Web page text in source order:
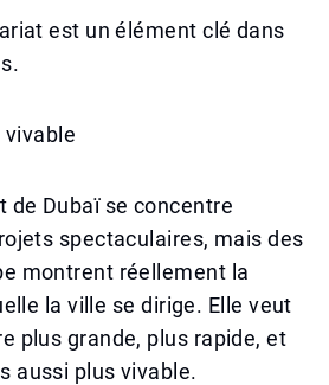
est un élément clé dans
vivable
de Dubaï se concentre
spectaculaires, mais des
montrent réellement la
la ville se dirige. Elle veut
plus grande, plus rapide, et
aussi plus vivable.